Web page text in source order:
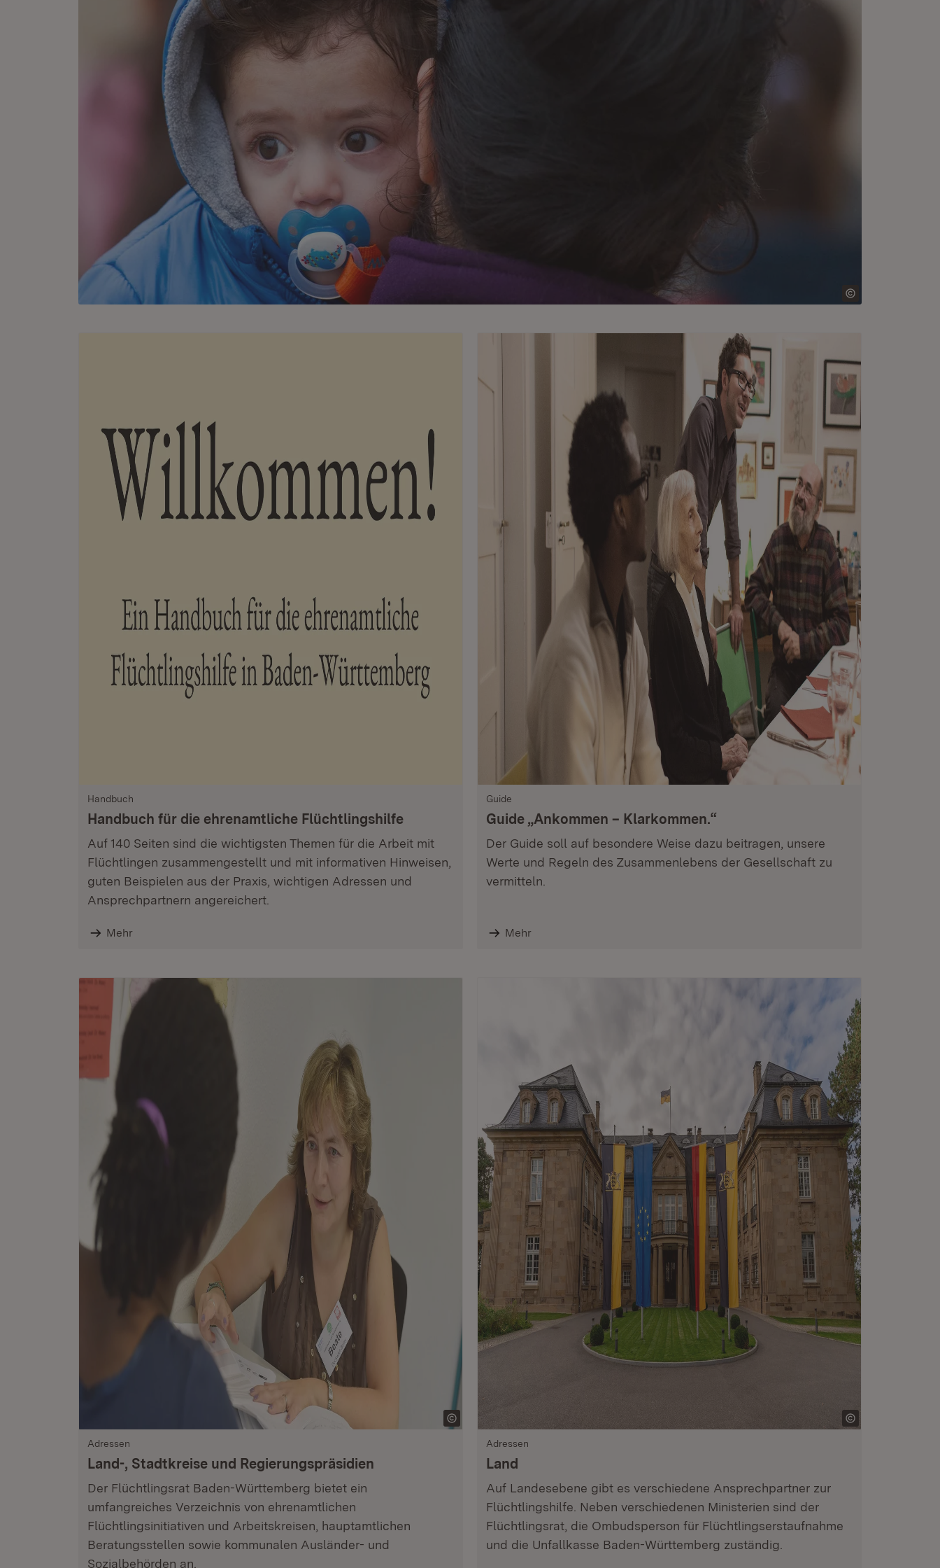
Handbuch
Handbuch für die ehrenamtliche Flüchtlingshilfe
Auf 140 Seiten sind die wichtigsten Themen für die Arbeit mit
Flüchtlingen zusammengestellt und mit informativen Hinweisen,
guten Beispielen aus der Praxis, wichtigen Adressen und
Ansprechpartnern angereichert.
Mehr
Guide
Guide „Ankommen – Klarkommen.“
Der Guide soll auf besondere Weise dazu beitragen, unsere
Werte und Regeln des Zusammenlebens der Gesellschaft zu
vermitteln.
Mehr
Adressen
Land-, Stadtkreise und Regierungspräsidien
Der Flüchtlingsrat Baden-Württemberg bietet ein
umfangreiches Verzeichnis von ehrenamtlichen
Flüchtlingsinitiativen und Arbeitskreisen, hauptamtlichen
Beratungsstellen sowie kommunalen Ausländer- und
Sozialbehörden an.
Adressen
Land
Auf Landesebene gibt es verschiedene Ansprechpartner zur
Flüchtlingshilfe. Neben verschiedenen Ministerien sind der
Flüchtlingsrat, die Ombudsperson für Flüchtlingserstaufnahme
und die Unfallkasse Baden-Württemberg zuständig.